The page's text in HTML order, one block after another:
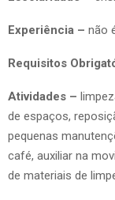
Experiência – não
Requisitos
Atividades –
de espaços,
pequenas
café, auxiliar na
de materiais de